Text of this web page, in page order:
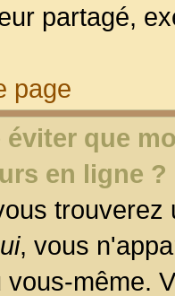
partagé,
page
que
en ligne ?
, vous
même.